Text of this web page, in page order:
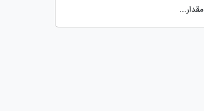
مقدار...